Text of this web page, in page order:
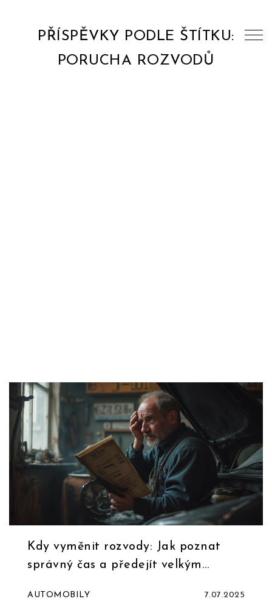
PŘÍSPĚVKY PODLE ŠTÍTKU:
PORUCHA ROZVODŮ
Kdy vyměnit rozvody: Jak poznat
správný čas a předejít velkým
AUTOMOBILY 7.07.2025